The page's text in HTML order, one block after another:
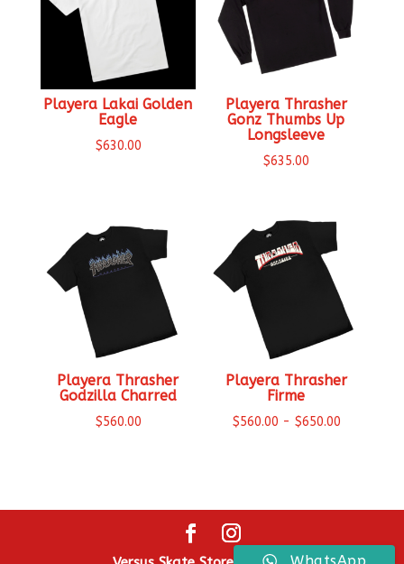
Playera Lakai Golden
Eagle
$630.00
Playera Thrasher
Gonz Thumbs Up
Longsleeve
$635.00
Playera Thrasher
Godzilla Charred
$560.00
Playera Thrasher
Firme
$560.00 - $650.00Rango
$560.00